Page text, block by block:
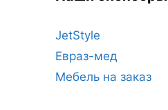
JetStyle
Евраз-мед
Мебель на заказ